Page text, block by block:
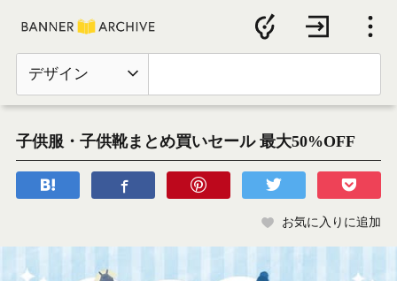
デザイン
子供服・子供靴まとめ買いセール 最大50%OFF
お気に入りに追加